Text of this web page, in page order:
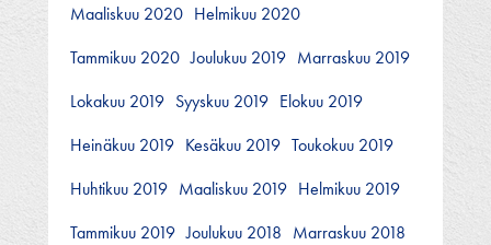
Maaliskuu 2020 Helmikuu 2020
Tammikuu 2020 Joulukuu 2019 Marraskuu 2019
Lokakuu 2019 Syyskuu 2019 Elokuu 2019
Heinäkuu 2019 Kesäkuu 2019 Toukokuu 2019
Huhtikuu 2019 Maaliskuu 2019 Helmikuu 2019
Tammikuu 2019 Joulukuu 2018 Marraskuu 2018